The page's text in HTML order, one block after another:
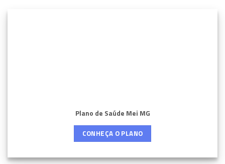
Plano de Saúde Mei MG
CONHEÇA O PLANO